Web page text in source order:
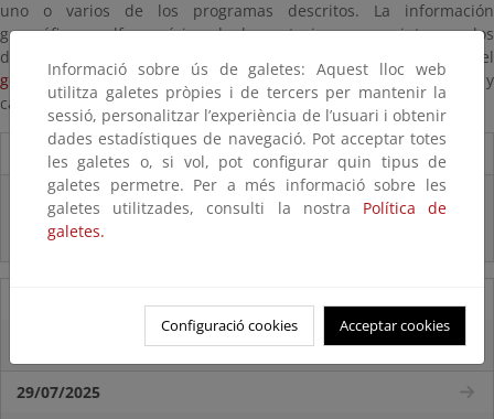
uno o varios de los programas descritos. La información
geográfica y alfanumérica de las estaciones que integran los
diferentes programas de seguimiento pueden consultarse en el
geoportal del Ministerio dentro de la categoría de Agua- Estado y
calidad de las aguas superficiales.
Destacados
Real Decreto subvenciones adaptación riesgos inundación
Inf. Pública RD medidas gestión riesgo inundación
La reserva hídrica española se encuentra al 65,8% de su capacidad
29/07/2025
Informació sobre ús de galetes: Aquest lloc web
utilitza galetes pròpies i de tercers per mantenir la
sessió, personalitzar l’experiència de l’usuari i obtenir
dades estadístiques de navegació. Pot acceptar totes
les galetes o, si vol, pot configurar quin tipus de
galetes permetre. Per a més informació sobre les
galetes utilitzades, consulti la nostra Política de
galetes.
Configuració cookies Acceptar cookies